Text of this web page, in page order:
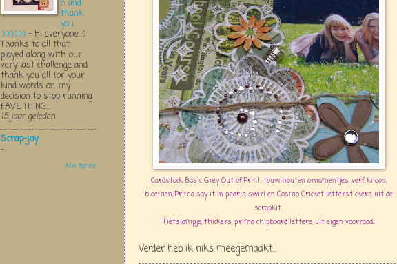
Cardstock, Basic Grey Out of Print, touw, houten ornamentjes, verf, knoop,
bloemen, Prima say it in pearls swirl en Cosmo Cricket letterstickers uit de
scrapkit.
Fietslampje, thickers, prima chipboard letters uit eigen voorraad.
Verder heb ik niks meegemaakt...
n and
thank
you
:):):):):):) - Hi everyone :)
Thanks to all that
played along with our
very last challenge and
thank you all for your
kind words on my
decision to stop running
FAVE THING...
15 jaar geleden
Scrap-joy
-
Alle tonen